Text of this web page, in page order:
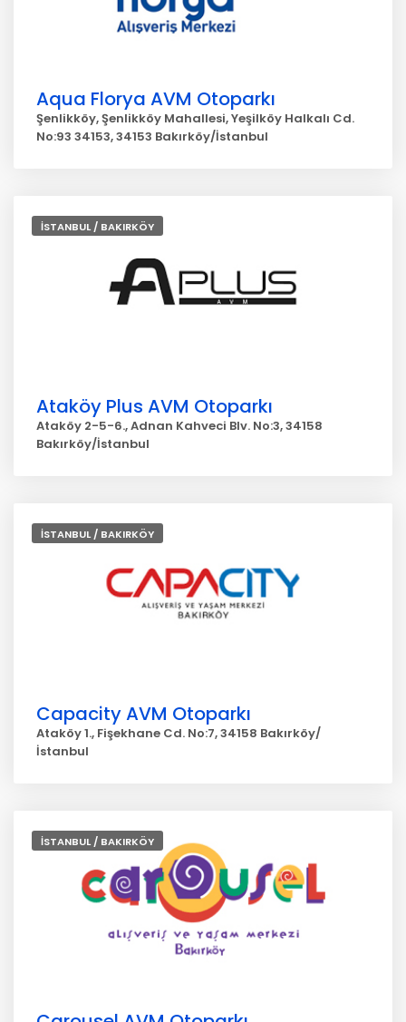
Aqua Florya AVM Otoparkı
Şenlikköy, Şenlikköy Mahallesi, Yeşilköy Halkalı Cd.
No:93 34153, 34153 Bakırköy/İstanbul
İSTANBUL / BAKIRKÖY
Ataköy Plus AVM Otoparkı
Ataköy 2-5-6., Adnan Kahveci Blv. No:3, 34158
Bakırköy/İstanbul
İSTANBUL / BAKIRKÖY
Capacity AVM Otoparkı
Ataköy 1., Fişekhane Cd. No:7, 34158 Bakırköy/
İstanbul
İSTANBUL / BAKIRKÖY